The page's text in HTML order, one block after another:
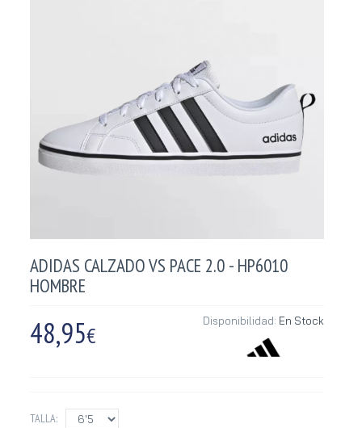
ADIDAS CALZADO VS PACE 2.0 - HP6010
HOMBRE
48,95€
Disponibilidad: En Stock
TALLA: